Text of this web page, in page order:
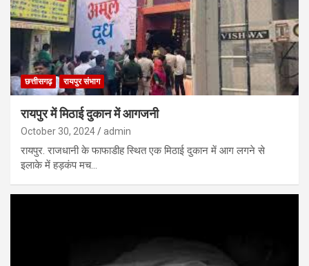
छत्तीसगढ़ रायपुर संभाग
रायपुर में मिठाई दुकान में आगजनी
October 30, 2024 admin
रायपुर. राजधानी के फाफाडीह स्थित एक मिठाई दुकान में आग लगने से
इलाके में हड़कंप मच…